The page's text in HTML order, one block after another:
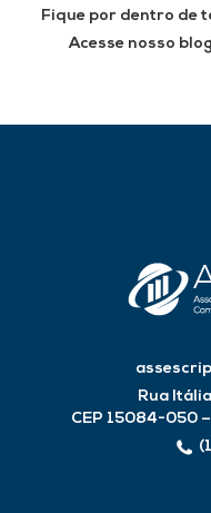
Fique por dentro de
Acesse nosso blog
Rua
CEP 15084-050